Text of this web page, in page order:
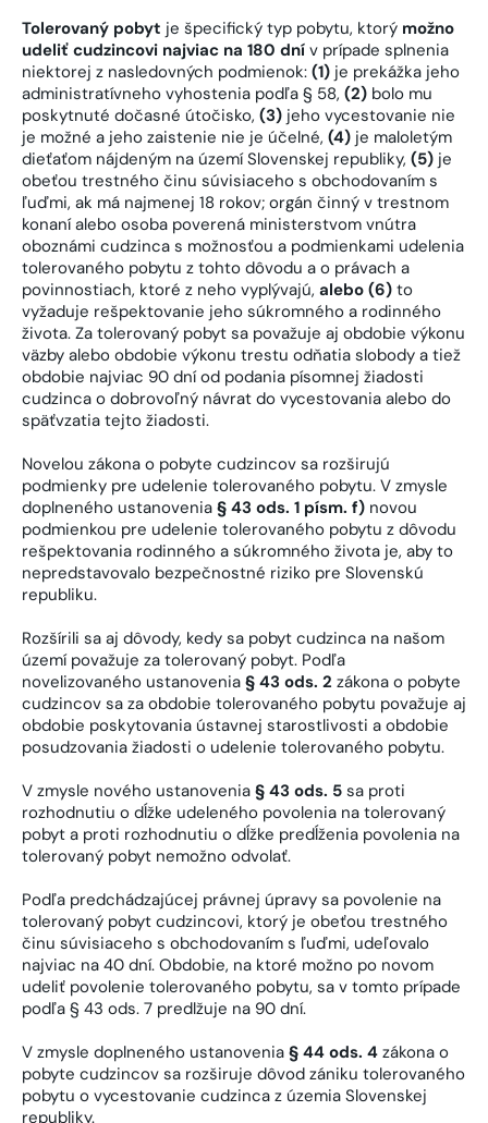
Tolerovaný pobyt je špecifický typ pobytu, ktorý možno
udeliť cudzincovi najviac na 180 dní v prípade splnenia
niektorej z nasledovných podmienok: (1) je prekážka jeho
administratívneho vyhostenia podľa § 58, (2) bolo mu
poskytnuté dočasné útočisko, (3) jeho vycestovanie nie
je možné a jeho zaistenie nie je účelné, (4) je maloletým
dieťaťom nájdeným na území Slovenskej republiky, (5) je
obeťou trestného činu súvisiaceho s obchodovaním s
ľuďmi, ak má najmenej 18 rokov; orgán činný v trestnom
konaní alebo osoba poverená ministerstvom vnútra
oboznámi cudzinca s možnosťou a podmienkami udelenia
tolerovaného pobytu z tohto dôvodu a o právach a
povinnostiach, ktoré z neho vyplývajú, alebo (6) to
vyžaduje rešpektovanie jeho súkromného a rodinného
života. Za tolerovaný pobyt sa považuje aj obdobie výkonu
väzby alebo obdobie výkonu trestu odňatia slobody a tiež
obdobie najviac 90 dní od podania písomnej žiadosti
cudzinca o dobrovoľný návrat do vycestovania alebo do
späťvzatia tejto žiadosti.
Novelou zákona o pobyte cudzincov sa rozširujú
podmienky pre udelenie tolerovaného pobytu. V zmysle
doplneného ustanovenia § 43 ods. 1 písm. f) novou
podmienkou pre udelenie tolerovaného pobytu z dôvodu
rešpektovania rodinného a súkromného života je, aby to
nepredstavovalo bezpečnostné riziko pre Slovenskú
republiku.
Rozšírili sa aj dôvody, kedy sa pobyt cudzinca na našom
území považuje za tolerovaný pobyt. Podľa
novelizovaného ustanovenia § 43 ods. 2 zákona o pobyte
cudzincov sa za obdobie tolerovaného pobytu považuje aj
obdobie poskytovania ústavnej starostlivosti a obdobie
posudzovania žiadosti o udelenie tolerovaného pobytu.
V zmysle nového ustanovenia § 43 ods. 5 sa proti
rozhodnutiu o dĺžke udeleného povolenia na tolerovaný
pobyt a proti rozhodnutiu o dĺžke predĺženia povolenia na
tolerovaný pobyt nemožno odvolať.
Podľa predchádzajúcej právnej úpravy sa povolenie na
tolerovaný pobyt cudzincovi, ktorý je obeťou trestného
činu súvisiaceho s obchodovaním s ľuďmi, udeľovalo
najviac na 40 dní. Obdobie, na ktoré možno po novom
udeliť povolenie tolerovaného pobytu, sa v tomto prípade
podľa § 43 ods. 7 predlžuje na 90 dní.
V zmysle doplneného ustanovenia § 44 ods. 4 zákona o
pobyte cudzincov sa rozširuje dôvod zániku tolerovaného
pobytu o vycestovanie cudzinca z územia Slovenskej
republiky.